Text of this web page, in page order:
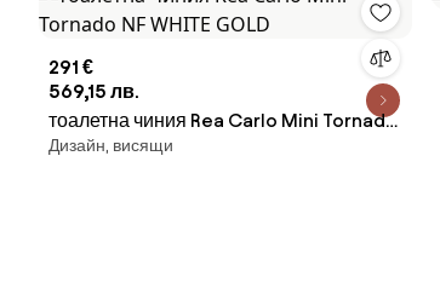
291 €
569,15 лв.
тоалетна чиния Rea Carlo Mini Tornado
NF WHITE GOLD
Дизайн, висящи